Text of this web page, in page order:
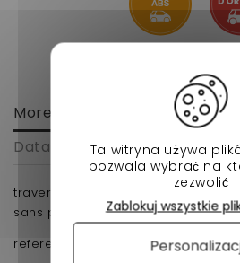
More info
Data sheet
traverse pour microcar m8
sans permis.
reference d'origine : 1400403
Ta witryna używa
pozwala wybrać na
zezwolić
Zablokuj wszystkie